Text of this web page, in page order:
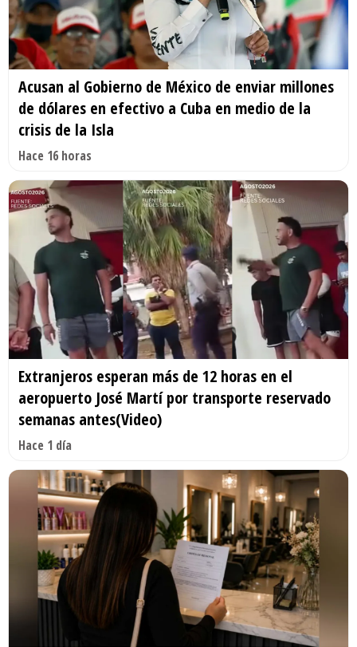
Acusan al Gobierno de México de enviar millones
de dólares en efectivo a Cuba en medio de la
crisis de la Isla
Hace 16 horas
Extranjeros esperan más de 12 horas en el
aeropuerto José Martí por transporte reservado
semanas antes(Video)
Hace 1 día